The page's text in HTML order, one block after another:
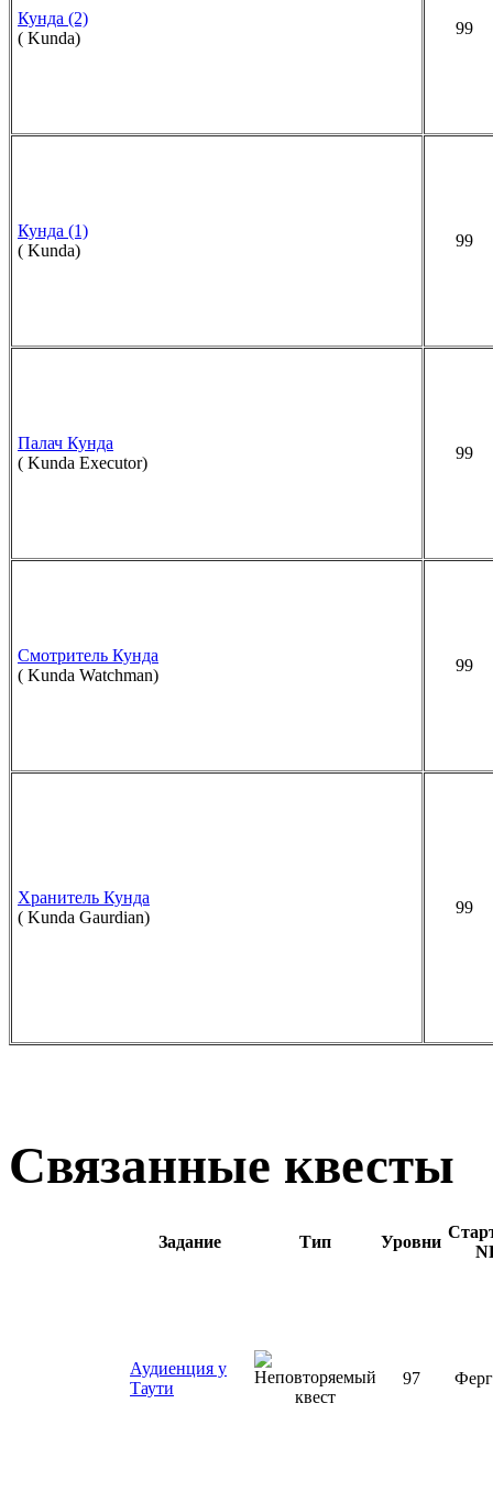
Кунда (2)
( Kunda)
99
Кунда (1)
( Kunda)
99
Палач Кунда
( Kunda Executor)
99
Смотритель Кунда
( Kunda Watchman)
99
Хранитель Кунда
( Kunda Gaurdian)
99
Связанные квесты
Задание Тип Уровни
Аудиенция у
Таути
97